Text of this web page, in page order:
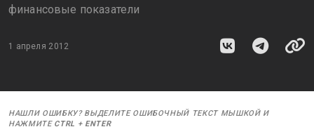
финансовые показатели
1 апреля 2012
НАШЛИ ОШИБКУ? ВЫДЕЛИТЕ ОШИБОЧНЫЙ ТЕКСТ МЫШКОЙ И
НАЖМИТЕ CTRL + ENTER